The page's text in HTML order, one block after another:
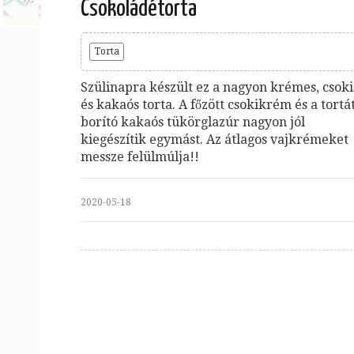
Csokoládétorta
Torta
Szülinapra készült ez a nagyon krémes,
és kakaós torta. A főzött csokikrém és a
borító kakaós tükörglazúr nagyon jól
kiegészítik egymást. Az átlagos vajkrémeket
messze felülmúlja!!
2020-05-18